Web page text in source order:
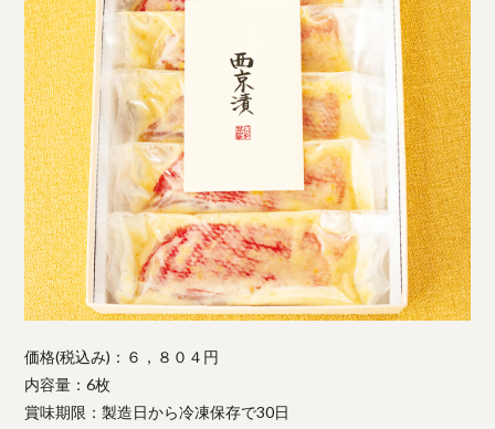
価格(税込み)：６，８０４円
内容量：6枚
賞味期限：製造日から冷凍保存で30日